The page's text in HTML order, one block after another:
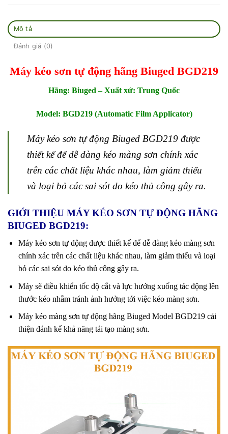
Mô tả
Đánh giá (0)
Máy kéo sơn tự động hãng Biuged BGD219
Hãng: Biuged – Xuất xứ: Trung Quốc
Model: BGD219 (Automatic Film Applicator)
Máy kéo sơn tự động Biuged BGD219 được
thiết kế để dễ dàng kéo màng sơn chính xác
trên các chất liệu khác nhau, làm giảm thiểu
và loại bỏ các sai sót do kéo thủ công gây ra.
GIỚI THIỆU MÁY KÉO SƠN TỰ ĐỘNG HÃNG
BIUGED BGD219:
Máy kéo sơn tự động được thiết kế để dễ dàng kéo màng sơn
chính xác trên các chất liệu khác nhau, làm giảm thiểu và loại
bỏ các sai sót do kéo thủ công gây ra.
Máy sẽ điều khiển tốc độ cắt và lực hướng xuống tác động lên
thước kéo nhằm tránh ảnh hưởng tới việc kéo màng sơn.
Máy kéo màng sơn tự động hãng Biuged Model BGD219 cải
thiện đánh kể khả năng tái tạo màng sơn.